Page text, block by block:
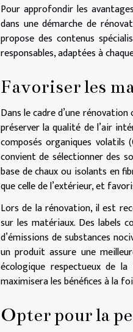
Pour approfondir les
dans une démarche de
propose des contenus
responsables, adaptées à
Favoriser les
Dans le cadre d’une
préserver la qualité de l’air
composés organiques volatils
convient de sélectionner des
base de chaux ou isolants en
que celle de l’extérieur, et
Lors de la rénovation, il est
sur les matériaux. Des labels
d’émissions de substances
un produit assure une
écologique respectueux de
maximisera les bénéfices à la
Opter pour la